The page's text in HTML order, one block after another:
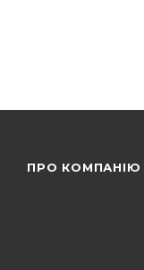
ПРО КОМПАНІЮ